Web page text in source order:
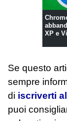
XP e
Se questo
sempre
di iscriverti
puoi